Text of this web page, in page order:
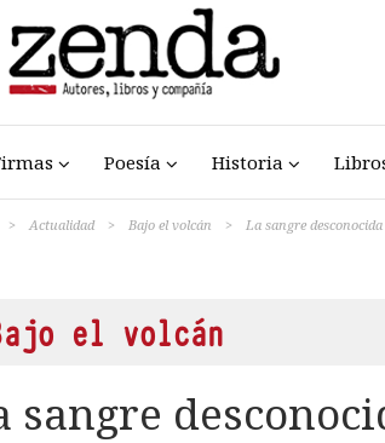
Poesía Historia
> Actualidad > Bajo el volcán > La sangre desconocida
el volcán
sangre